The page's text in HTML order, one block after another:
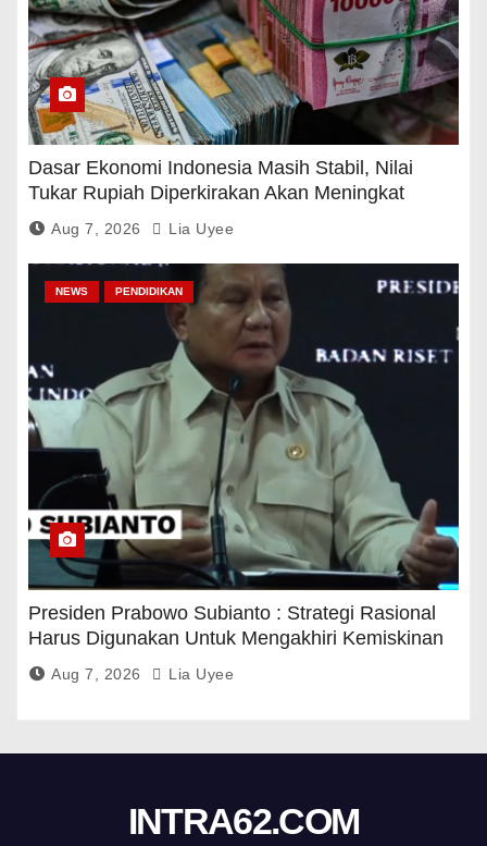
Dasar Ekonomi Indonesia Masih Stabil, Nilai
Tukar Rupiah Diperkirakan Akan Meningkat
Aug 7, 2026 Lia Uyee
NEWS PENDIDIKAN
Presiden Prabowo Subianto : Strategi Rasional
Harus Digunakan Untuk Mengakhiri Kemiskinan
Aug 7, 2026 Lia Uyee
INTRA62.COM